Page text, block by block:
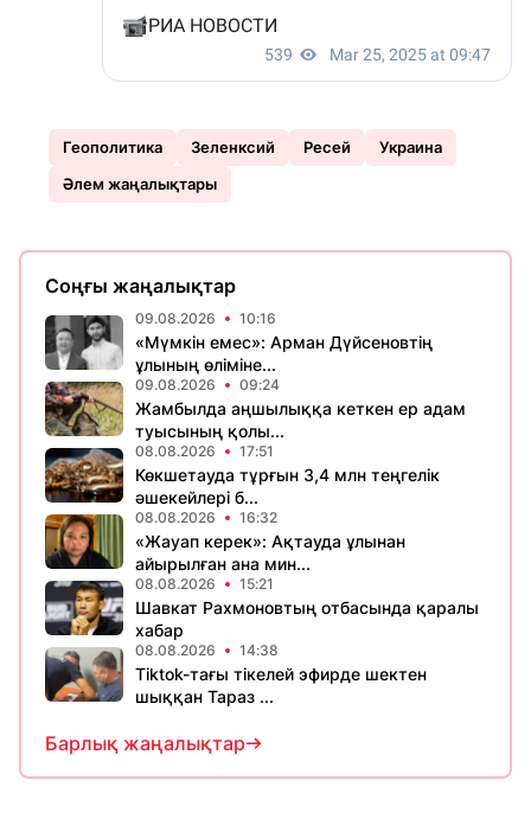
Геополитика Зеленксий Ресей
Украина
Әлем жаңалықтары
Соңғы жаңалықтар
09.08.2026 10:16
«Мүмкін емес»: Арман Дүйсеновтің
ұлының өліміне...
09.08.2026 09:24
Жамбылда аңшылыққа кеткен ер адам
туысының қолы...
08.08.2026 17:51
Көкшетауда тұрғын 3,4 млн теңгелік
әшекейлері б...
08.08.2026 16:32
«Жауап керек»: Ақтауда ұлынан
айырылған ана мин...
08.08.2026 15:21
Шавкат Рахмоновтың отбасында қаралы
хабар
08.08.2026 14:38
Tiktok-тағы тікелей эфирде шектен
шыққан Тараз ...
Барлық жаңалықтар